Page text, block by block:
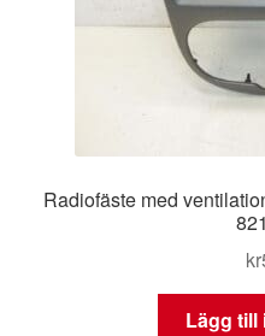
Radiofäste med
kr
Lägg till